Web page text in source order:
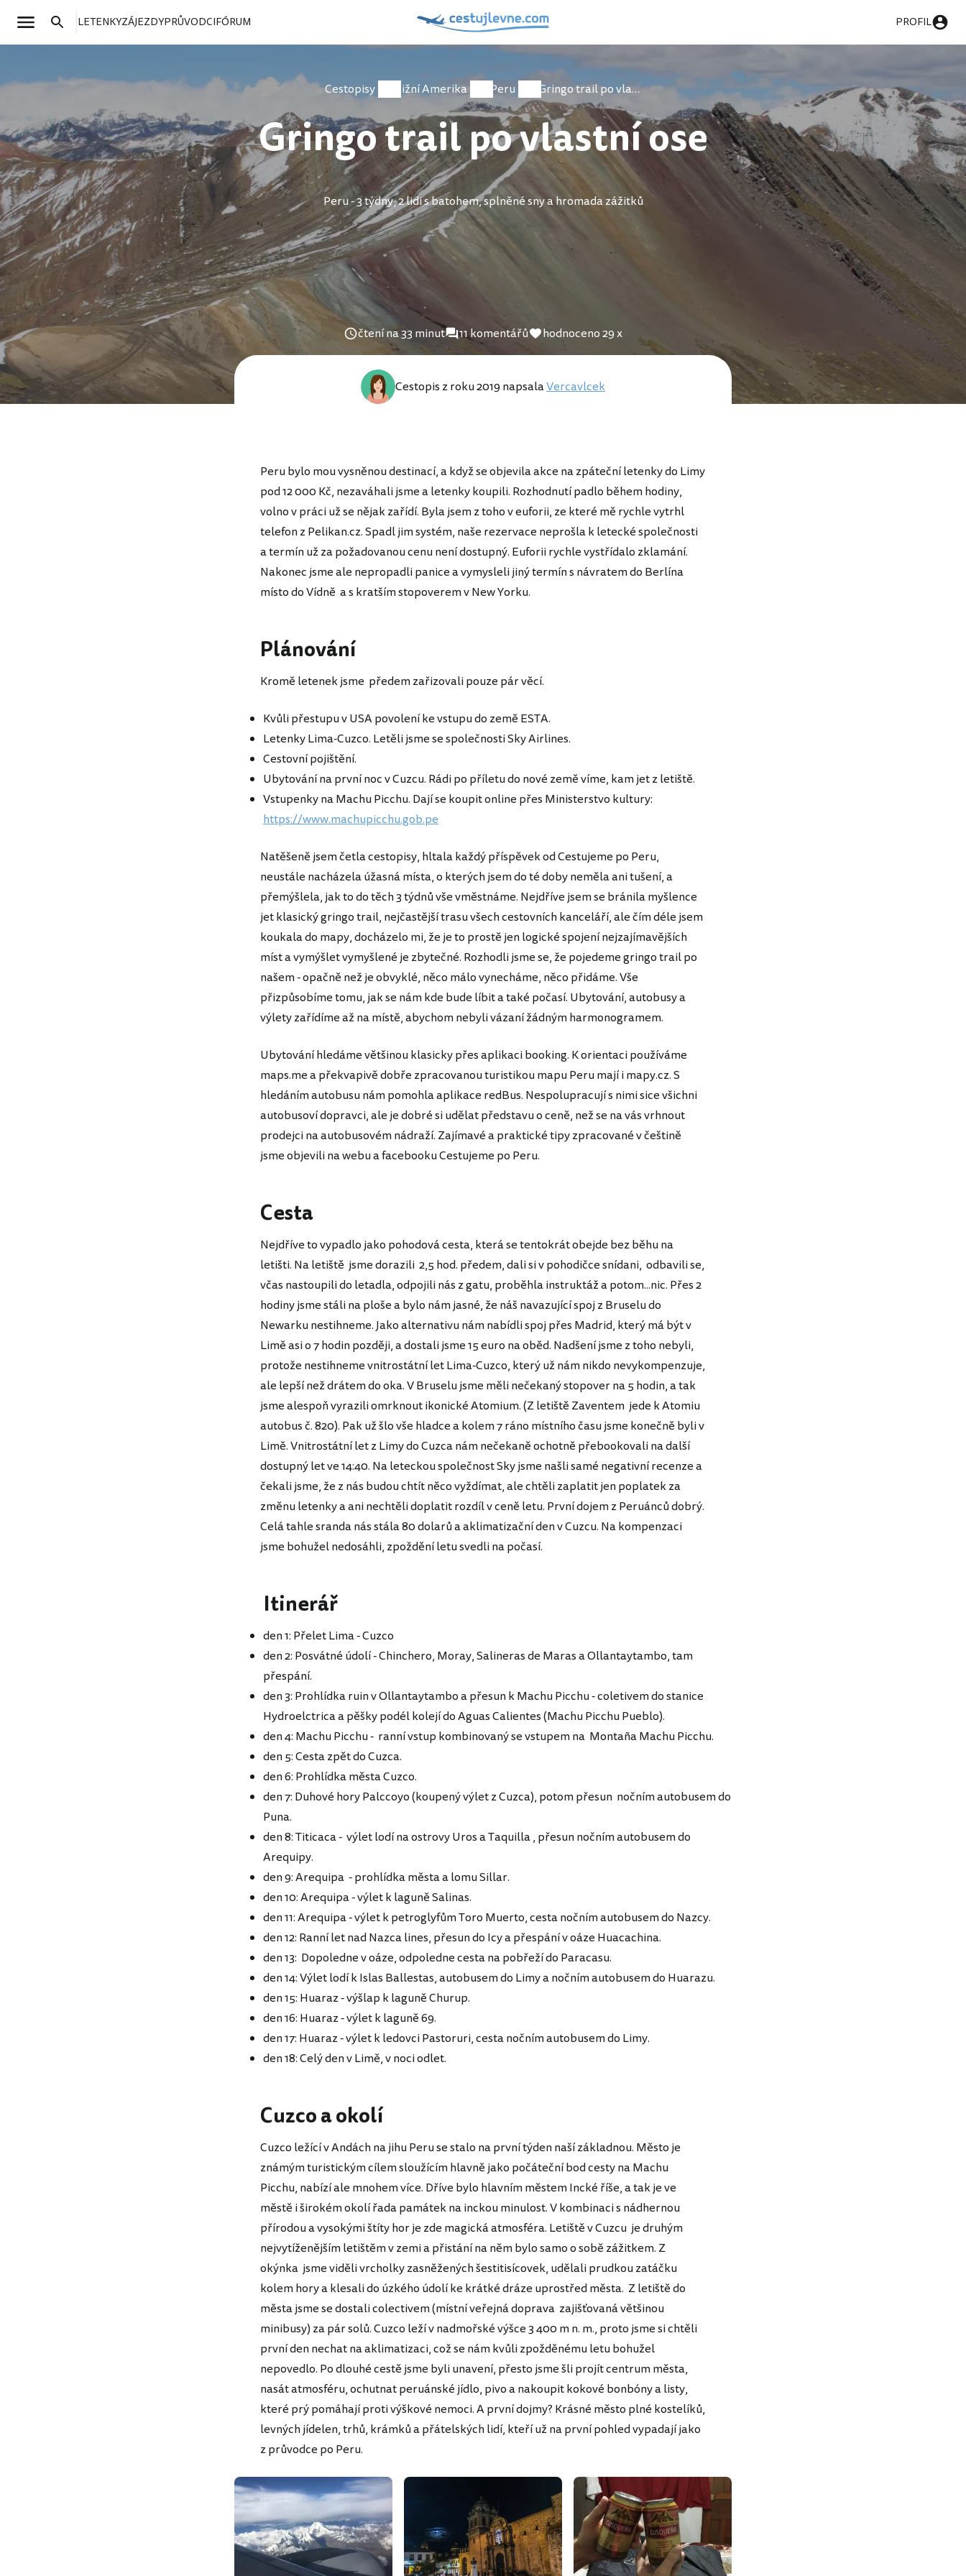
LETENKYZÁJEZDYPRŮVODCIFÓRUM PROFIL
Cestopisy Jižní Amerika Peru Gringo trail po vlastní ose
Gringo trail po vlastní ose
Peru - 3 týdny, 2 lidi s batohem, splněné sny a hromada zážitků
čtení na 33 minut 11 komentářů hodnoceno 29 x
Cestopis z roku 2019 napsalaVercavlcek
Peru bylo mou vysněnou destinací, a když se objevila akce na zpáteční letenky do Limy
pod 12 000 Kč, nezaváhali jsme a letenky koupili. Rozhodnutí padlo během hodiny,
volno v práci už se nějak zařídí. Byla jsem z toho v euforii, ze které mě rychle vytrhl
telefon z Pelikan.cz. Spadl jim systém, naše rezervace neprošla k letecké společnosti
a termín už za požadovanou cenu není dostupný. Euforii rychle vystřídalo zklamání.
Nakonec jsme ale nepropadli panice a vymysleli jiný termín s návratem do Berlína
místo do Vídně a s kratším stopoverem v New Yorku.
Plánování
Kromě letenek jsme předem zařizovali pouze pár věcí.
Kvůli přestupu v USA povolení ke vstupu do země ESTA.
Letenky Lima-Cuzco. Letěli jsme se společnosti Sky Airlines.
Cestovní pojištění.
Ubytování na první noc v Cuzcu. Rádi po příletu do nové země víme, kam jet z letiště.
Vstupenky na Machu Picchu. Dají se koupit online přes Ministerstvo kultury:
https://www.machupicchu.gob.pe
Natěšeně jsem četla cestopisy, hltala každý příspěvek od Cestujeme po Peru,
neustále nacházela úžasná místa, o kterých jsem do té doby neměla ani tušení, a
přemýšlela, jak to do těch 3 týdnů vše vměstnáme. Nejdříve jsem se bránila myšlence
jet klasický gringo trail, nejčastější trasu všech cestovních kanceláří, ale čím déle jsem
koukala do mapy, docházelo mi, že je to prostě jen logické spojení nejzajímavějších
míst a vymýšlet vymyšlené je zbytečné. Rozhodli jsme se, že pojedeme gringo trail po
našem - opačně než je obvyklé, něco málo vynecháme, něco přidáme. Vše
přizpůsobíme tomu, jak se nám kde bude líbit a také počasí. Ubytování, autobusy a
výlety zařídíme až na místě, abychom nebyli vázaní žádným harmonogramem.
Ubytování hledáme většinou klasicky přes aplikaci booking. K orientaci používáme
maps.me a překvapivě dobře zpracovanou turistikou mapu Peru mají i mapy.cz. S
hledáním autobusu nám pomohla aplikace redBus. Nespolupracují s nimi sice všichni
autobusoví dopravci, ale je dobré si udělat představu o ceně, než se na vás vrhnout
prodejci na autobusovém nádraží. Zajímavé a praktické tipy zpracované v češtině
jsme objevili na webu a facebooku Cestujeme po Peru.
Cesta
Nejdříve to vypadlo jako pohodová cesta, která se tentokrát obejde bez běhu na
letišti. Na letiště jsme dorazili 2,5 hod. předem, dali si v pohodičce snídani, odbavili se,
včas nastoupili do letadla, odpojili nás z gatu, proběhla instruktáž a potom...nic. Přes 2
hodiny jsme stáli na ploše a bylo nám jasné, že náš navazující spoj z Bruselu do
Newarku nestihneme. Jako alternativu nám nabídli spoj přes Madrid, který má být v
Limě asi o 7 hodin později, a dostali jsme 15 euro na oběd. Nadšení jsme z toho nebyli,
protože nestihneme vnitrostátní let Lima-Cuzco, který už nám nikdo nevykompenzuje,
ale lepší než drátem do oka. V Bruselu jsme měli nečekaný stopover na 5 hodin, a tak
jsme alespoň vyrazili omrknout ikonické Atomium. (Z letiště Zaventem jede k Atomiu
autobus č. 820). Pak už šlo vše hladce a kolem 7 ráno místního času jsme konečně byli v
Limě. Vnitrostátní let z Limy do Cuzca nám nečekaně ochotně přebookovali na další
dostupný let ve 14:40. Na leteckou společnost Sky jsme našli samé negativní recenze a
čekali jsme, že z nás budou chtít něco vyždímat, ale chtěli zaplatit jen poplatek za
změnu letenky a ani nechtěli doplatit rozdíl v ceně letu. První dojem z Peruánců dobrý.
Celá tahle sranda nás stála 80 dolarů a aklimatizační den v Cuzcu. Na kompenzaci
jsme bohužel nedosáhli, zpoždění letu svedli na počasí.
Itinerář
den 1: Přelet Lima - Cuzco
den 2: Posvátné údolí - Chinchero, Moray, Salineras de Maras a Ollantaytambo, tam
přespání.
den 3: Prohlídka ruin v Ollantaytambo a přesun k Machu Picchu - coletivem do stanice
Hydroelctrica a pěšky podél kolejí do Aguas Calientes (Machu Picchu Pueblo).
den 4: Machu Picchu - ranní vstup kombinovaný se vstupem na Montaña Machu Picchu.
den 5: Cesta zpět do Cuzca.
den 6: Prohlídka města Cuzco.
den 7: Duhové hory Palccoyo (koupený výlet z Cuzca), potom přesun nočním autobusem do
Puna.
den 8: Titicaca - výlet lodí na ostrovy Uros a Taquilla , přesun nočním autobusem do
Arequipy.
den 9: Arequipa - prohlídka města a lomu Sillar.
den 10: Arequipa - výlet k laguně Salinas.
den 11: Arequipa - výlet k petroglyfům Toro Muerto, cesta nočním autobusem do Nazcy.
den 12: Ranní let nad Nazca lines, přesun do Icy a přespání v oáze Huacachina.
den 13: Dopoledne v oáze, odpoledne cesta na pobřeží do Paracasu.
den 14: Výlet lodí k Islas Ballestas, autobusem do Limy a nočním autobusem do Huarazu.
den 15: Huaraz - výšlap k laguně Churup.
den 16: Huaraz - výlet k laguně 69.
den 17: Huaraz - výlet k ledovci Pastoruri, cesta nočním autobusem do Limy.
den 18: Celý den v Limě, v noci odlet.
Cuzco a okolí
Cuzco ležící v Andách na jihu Peru se stalo na první týden naší základnou. Město je
známým turistickým cílem sloužícím hlavně jako počáteční bod cesty na Machu
Picchu, nabízí ale mnohem více. Dříve bylo hlavním městem Incké říše, a tak je ve
městě i širokém okolí řada památek na inckou minulost. V kombinaci s nádhernou
přírodou a vysokými štíty hor je zde magická atmosféra. Letiště v Cuzcu je druhým
nejvytíženějším letištěm v zemi a přistání na něm bylo samo o sobě zážitkem. Z
okýnka jsme viděli vrcholky zasněžených šestitisícovek, udělali prudkou zatáčku
kolem hory a klesali do úzkého údolí ke krátké dráze uprostřed města. Z letiště do
města jsme se dostali colectivem (místní veřejná doprava zajišťovaná většinou
minibusy) za pár solů. Cuzco leží v nadmořské výšce 3 400 m n. m., proto jsme si chtěli
první den nechat na aklimatizaci, což se nám kvůli zpožděnému letu bohužel
nepovedlo. Po dlouhé cestě jsme byli unavení, přesto jsme šli projít centrum města,
nasát atmosféru, ochutnat peruánské jídlo, pivo a nakoupit kokové bonbóny a listy,
které prý pomáhají proti výškové nemoci. A první dojmy? Krásné město plné kostelíků,
levných jídelen, trhů, krámků a přátelských lidí, kteří už na první pohled vypadají jako
z průvodce po Peru.